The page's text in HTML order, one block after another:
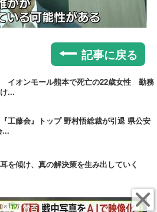
記事に戻る
イオンモール熊本で死亡の22歳女性 勤務
...
工藤会』トップ 野村悟総裁が引退 県公安
...
を傾け、真の解決策を生み出していく